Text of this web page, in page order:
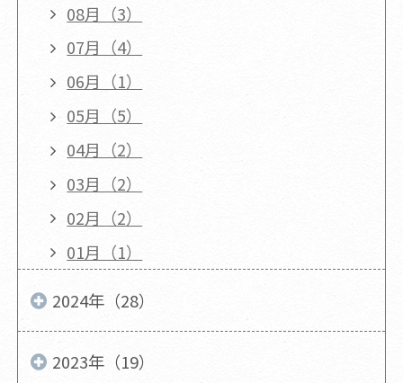
08月（3）
07月（4）
06月（1）
05月（5）
04月（2）
03月（2）
02月（2）
01月（1）
2024年（28）
2023年（19）